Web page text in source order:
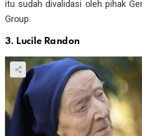
itu sudah divalidasi oleh pihak
Group.
3. Lucile Randon